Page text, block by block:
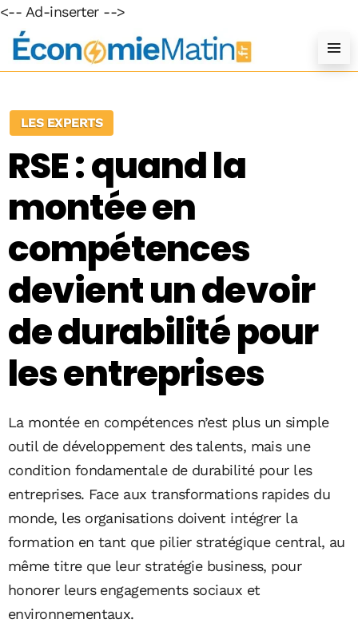
<-- Ad-inserter -->
LES EXPERTS
RSE : quand la
montée en
compétences
devient un devoir
de durabilité pour
les entreprises
La montée en compétences n’est plus un simple
outil de développement des talents, mais une
condition fondamentale de durabilité pour les
entreprises. Face aux transformations rapides du
monde, les organisations doivent intégrer la
formation en tant que pilier stratégique central, au
même titre que leur stratégie business, pour
honorer leurs engagements sociaux et
environnementaux.